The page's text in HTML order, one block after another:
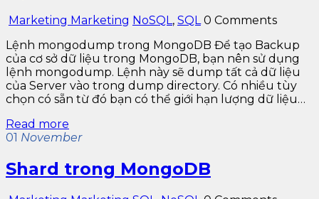
Marketing Marketing NoSQL, SQL0 Comments
Lệnh mongodump trong MongoDB Để tạo Backup
của cơ sở dữ liệu trong MongoDB, bạn nên sử dụng
lệnh mongodump. Lệnh này sẽ dump tất cả dữ liệu
của Server vào trong dump directory. Có nhiều tùy
chọn có sẵn từ đó bạn có thể giới hạn lượng dữ liệu…
Read more
01 November
Shard trong MongoDB